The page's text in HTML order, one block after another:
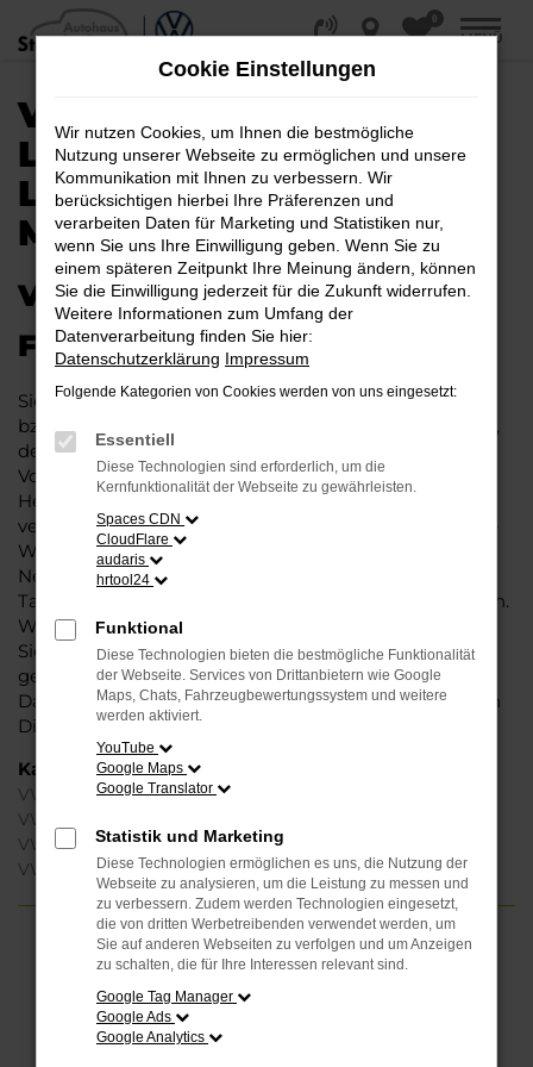
Zum
Hauptinhalt
0
MENÜ
VW TIGUAN KAUFEN,
LEASEN, FINANZIEREN |
LIEFERSERVICE NACH
MÜNSTER
VW TIGUAN – IHR PERFEKTES
FAHRZEUG FÜR MÜNSTER
Sie möchten in Münster und Umgebung mobil sein
bzw. mobil bleiben. Unser Vorschlag ist ein VW Tiguan,
denn dieses Fahrzeug vereint eine ganze Reihe an
Vorzügen. Da ist zunächst einmal die Tradition des
Herstellers. Ein VW Tiguan für Münster ist perfekt
verarbeitet und auf Langlebigkeit ausgelegt. Auf diese
Weise können Sie unbedenklich sowohl einen
Neuwagen als auch einen Gebrauchten, sowohl eine
Tageszulassung als auch einen Jahreswagen erwerben.
Wenn Sie sich für Steinböhmer entscheiden, erhalten
Sie einen erheblichen Nachlass bzw. Rabatt und
genießen zudem einen außergewöhnlichen Service.
Das beginnt bei der Beratung und setzt sich mit vielen
Dienstleistungen unserer Meisterwerkstatt fort.
Kategorie
VW Tiguan Gebrauchtwagen Münster
VW Tiguan Münster
VW Tiguan Jahreswagen Münster
VW Tiguan Neuwagen Münster
FEHLER: NETWORK ERROR
Beim Laden ist ein Fehler aufgetreten.
Hier sind ein paar Tipps, die dir helfen können:
Cookie Einstellungen
Wir nutzen Cookies, um Ihnen die bestmögliche
Nutzung unserer Webseite zu ermöglichen und unsere
Kommunikation mit Ihnen zu verbessern. Wir
berücksichtigen hierbei Ihre Präferenzen und
verarbeiten Daten für Marketing und Statistiken nur,
wenn Sie uns Ihre Einwilligung geben. Wenn Sie zu
einem späteren Zeitpunkt Ihre Meinung ändern, können
Sie die Einwilligung jederzeit für die Zukunft widerrufen.
Weitere Informationen zum Umfang der
Datenverarbeitung finden Sie hier:
Datenschutzerklärung Impressum
Folgende Kategorien von Cookies werden von uns eingesetzt:
Essentiell
Diese Technologien sind erforderlich, um die
Kernfunktionalität der Webseite zu gewährleisten.
Spaces CDN
CloudFlare
audaris
hrtool24
Funktional
Diese Technologien bieten die bestmögliche Funktionalität
der Webseite. Services von Drittanbietern wie Google
Maps, Chats, Fahrzeugbewertungssystem und weitere
werden aktiviert.
YouTube
Google Maps
Google Translator
Statistik und Marketing
Diese Technologien ermöglichen es uns, die Nutzung der
Webseite zu analysieren, um die Leistung zu messen und
zu verbessern. Zudem werden Technologien eingesetzt,
die von dritten Werbetreibenden verwendet werden, um
Sie auf anderen Webseiten zu verfolgen und um Anzeigen
zu schalten, die für Ihre Interessen relevant sind.
Google Tag Manager
Google Ads
Google Analytics